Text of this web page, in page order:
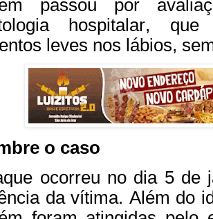
passou por
hospitalar, que
leves nos lábios,
o caso
ocorreu no dia 5 de
da vítima. Além do